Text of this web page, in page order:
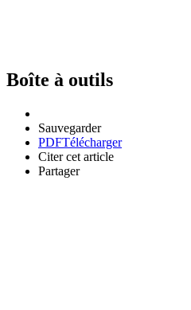
Boîte à outils
Sauvegarder
PDFTélécharger
Citer cet article
Partager